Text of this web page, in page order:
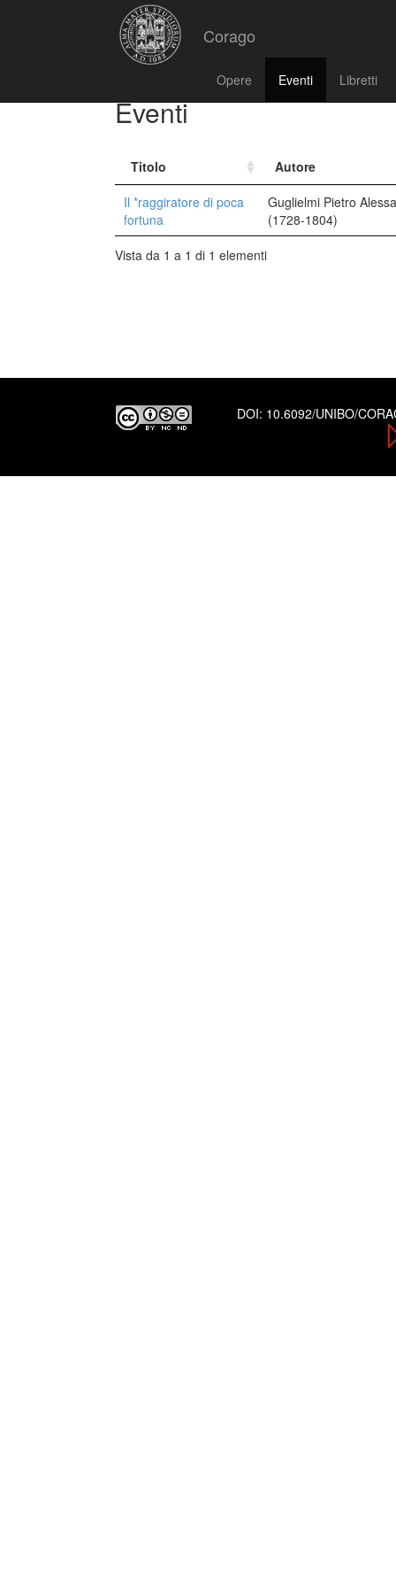
Corago
Opere Eventi Libretti
Eventi
Titolo
Autore
Il *raggiratore di poca
fortuna
Guglielmi Pietro
(1728-1804)
Vista da 1 a 1 di 1 elementi
DOI: 10.6092/UNIBO/